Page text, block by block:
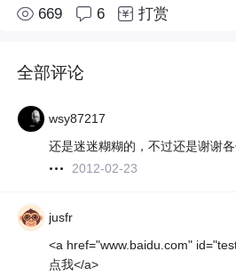
669 6 打赏
全部评论
wsy87217
还是迷迷糊糊的，不过还是谢谢各
2012-02-23
jusfr
<a href="www.baidu.com"
点我</a>